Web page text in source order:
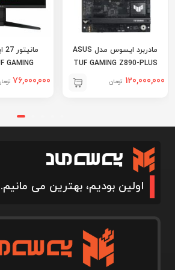
مادربرد ایسوس مدل ASUS
TUF GAMING Z890-PLUS
120,000,000 تومان
GAMING
76,000,000
اولین بودیم، بهترین می مانیم.